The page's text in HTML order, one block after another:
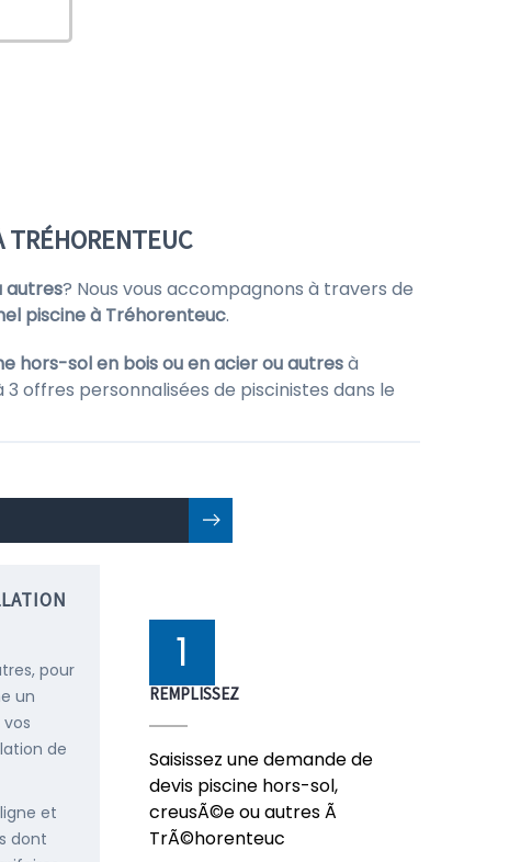
TRÉHORENTEUC
autres? Nous vous accompagnons à travers de
piscine à Tréhorenteuc.
hors-sol en bois ou en acier ou autresà
offres personnalisées de piscinistes dans le
pour
un
de
et
dont
1
REMPLISSEZ
Saisissez une demande de
devis piscine hors-sol,
creusÃ©e ou autres Ã
TrÃ©horenteuc